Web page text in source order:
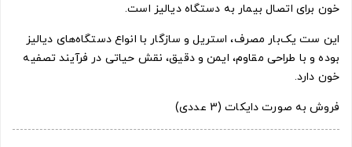
خون برای اتصال بیمار به دستگاه دیالیز است.
این ست یک‌بار مصرف، استریل و سازگار با انواع دستگاه‌های دیالیز
بوده و با طراحی مقاوم، ایمن و دقیق، نقش حیاتی در فرآیند تصفیه
خون دارد.
فروش به‌ صورت دایکات (3 عددی)